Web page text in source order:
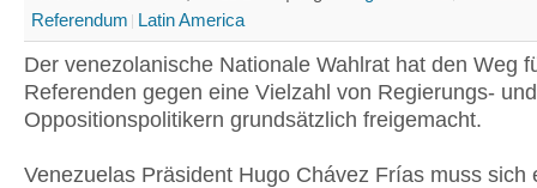
Referendum Latin America
Der venezolanische Nationale Wahlrat hat den Weg
Referenden gegen eine Vielzahl von Regierungs- und
Oppositionspolitikern grundsätzlich freigemacht.
Venezuelas Präsident Hugo Chávez Frías muss sich